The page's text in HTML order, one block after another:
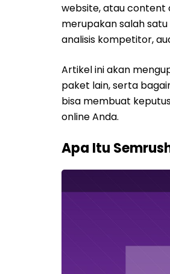
website, atau content
merupakan salah
analisis kompetitor,
Artikel ini akan
paket lain, serta
bisa membuat
online Anda.
Apa Itu